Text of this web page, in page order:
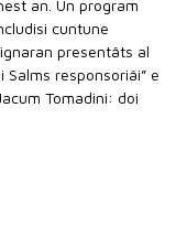
an. Un program
cuntune
presentâts al
responsoriâi” e
Tomadini: doi